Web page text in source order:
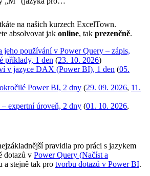
na našich kurzech ExcelTown.
absolvovat jak online, tak prezenčně.
jeho používání v Power Query – zápis,
příklady, 1 den (23. 10. 2026)
v jazyce DAX (Power BI), 1 den (05.
Power BI, 2 dny (29. 09. 2026, 11.
expertní úroveň, 2 dny (01. 10. 2026,
pravidla pro práci s jazykem
dotazů v Power Query (Načíst a
a stejně tak pro tvorbu dotazů v Power BI.